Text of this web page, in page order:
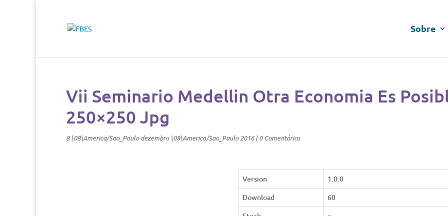
Sobre
Vii Seminario Medellin Otra Economia Es
250×250 Jpg
8 \08\America/Sao_Paulo dezembro \08\America/Sao_Paulo 2016|0 Comentários
Version
1.0.0
Download
60